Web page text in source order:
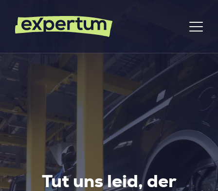
Tut uns leid, der